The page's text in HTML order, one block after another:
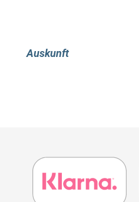
Auskunft